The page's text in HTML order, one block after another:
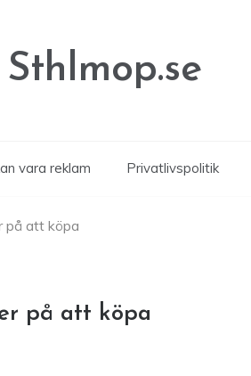
Sthlmop.se
vara reklam Privatlivspolitik
på att köpa
på att köpa